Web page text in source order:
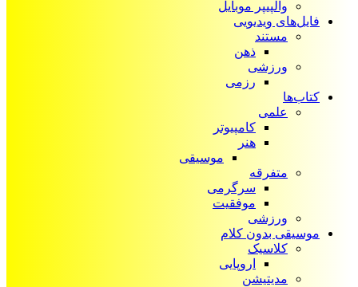
والپیپر موبایل
فایل‌های ویدیویی
مستند
ذهن
ورزشی
رزمی
کتاب‌ها
علمی
کامپیوتر
هنر
موسیقی
متفرقه
سرگرمی
موفقیت
ورزشی
موسیقی بدون کلام
کلاسیک
اروپایی
مدیتیشن